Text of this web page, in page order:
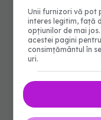
Unii furnizori vă pot
interes legitim, față
opțiunilor de mai
acestei pagini
consimțământul în
uri.